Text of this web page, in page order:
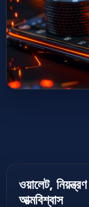
ওয়ালেট,
আত্মবিশ্বাস